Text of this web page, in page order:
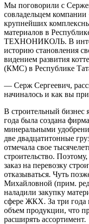
Мы поговорили с
совладельцем
крупнейших
материалов в
ТЕХНОНИКОЛЬ. В
историю становления
видением развития
(КМС) в Республике
— Серж Сергеевич,
начиналось и как вы
В строительный бизнес
года была создана
минеральными
две двадцатитонные
отмечала свое
строительство.
заказ на перевозку
отказываться. Чуть
Михайловной (прим.
наладили закупку
сфере ЖКХ. За три года
объем продукции, что
расширять ассортимент.